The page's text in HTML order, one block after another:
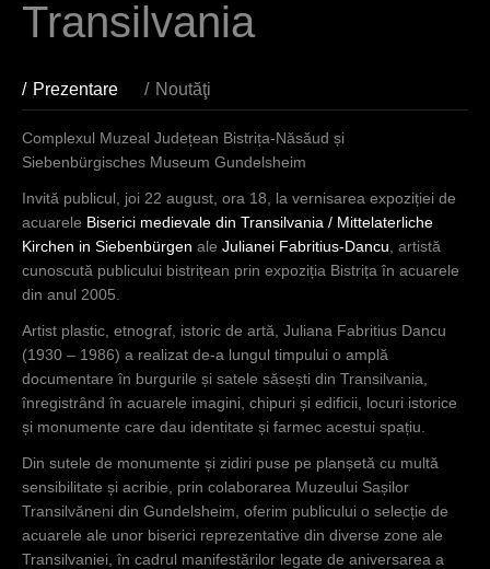
e
i
n
h
i
e
r
Transilvania
Prezentare (aktiver Reiter)
Noutăţi
Complexul Muzeal Județean Bistrița-Năsăud și
Siebenbürgisches Museum Gundelsheim
Invită publicul, joi 22 august, ora 18, la vernisarea expoziției de
acuarele Biserici medievale din Transilvania / Mittelaterliche
Kirchen in Siebenbürgen ale Julianei Fabritius-Dancu , artistă
cunoscută publicului bistrițean prin expoziția Bistrița în acuarele
din anul 2005.
Artist plastic, etnograf, istoric de artă, Juliana Fabritius Dancu
(1930 – 1986) a realizat de-a lungul timpului o amplă
documentare în burgurile și satele săsești din Transilvania,
înregistrând în acuarele imagini, chipuri și edificii, locuri istorice
și monumente care dau identitate și farmec acestui spațiu.
Din sutele de monumente și zidiri puse pe planșetă cu multă
sensibilitate și acribie, prin colaborarea Muzeului Sașilor
Transilvăneni din Gundelsheim, oferim publicului o selecție de
acuarele ale unor biserici reprezentative din diverse zone ale
Transilvaniei, în cadrul manifestărilor legate de aniversarea a